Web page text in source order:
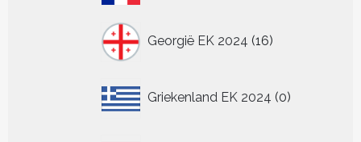
Georgië EK 2024 16
producten
Griekenland EK 2024 0
producten